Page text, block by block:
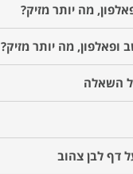
מה יותר מזיק?
מה יותר מזיק?
השאלה
דף לבן צהוב